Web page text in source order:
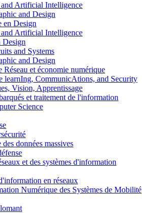
Artificial Intelligence
and Design
en Design
Artificial Intelligence
Design
and Systems
and Design
et économie numérique
CommunicAtions, and Security
Vision, Apprentissage
et traitement de l'information
Science
données massives
et des systèmes d'information
en réseaux
Numérique des Systèmes de Mobilité